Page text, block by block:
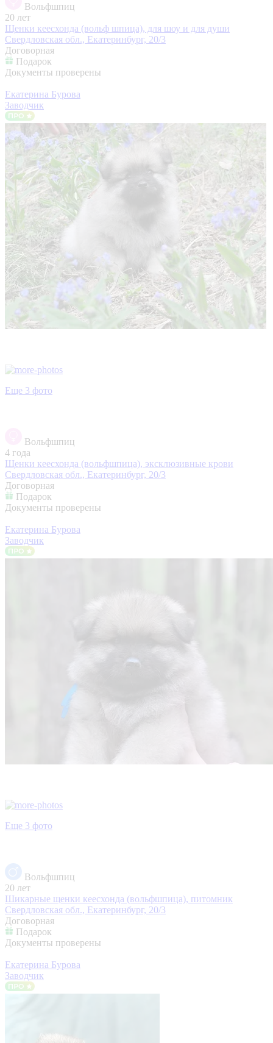
Вольфшпиц
20 лет
Щенки кеесхонда (вольф шпица), для шоу и для души
Свердловская обл., Екатеринбург, 20/3
Договорная
Подарок
Документы проверены
Екатерина Бурова
Заводчик
Еще 3 фото
Вольфшпиц
4 года
Щенки кеесхонда (вольфшпица), эксклюзивные крови
Свердловская обл., Екатеринбург, 20/3
Договорная
Подарок
Документы проверены
Екатерина Бурова
Заводчик
Еще 3 фото
Вольфшпиц
20 лет
Шикарные щенки кеесхонда (вольфшпица), питомник
Свердловская обл., Екатеринбург, 20/3
Договорная
Подарок
Документы проверены
Екатерина Бурова
Заводчик